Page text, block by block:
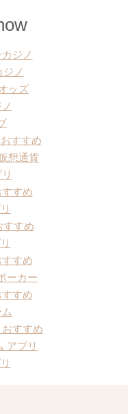
ジノ
ノ
ッズ
すすめ
想通貨
すめ
すすめ
すめ
ーカー
すめ
すすめ
アプリ